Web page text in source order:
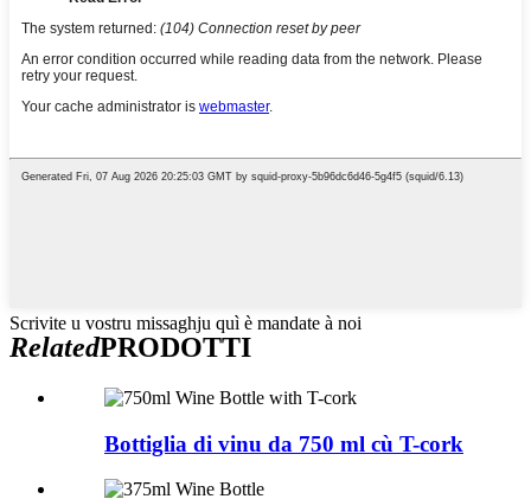
Scrivite u vostru missaghju quì è mandate à noi
RelatedPRODOTTI
Bottiglia di vinu da 750 ml cù T-cork